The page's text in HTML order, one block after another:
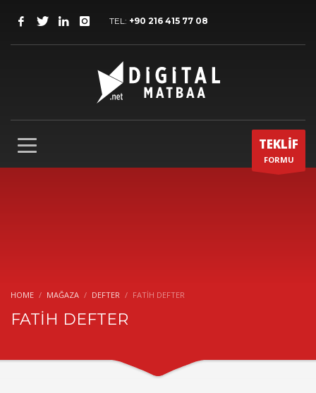
TEL: +90 216 415 77 08
TEKLİF
FORMU
HOME MAĞAZA DEFTER FATİH DEFTER
FATİH DEFTER